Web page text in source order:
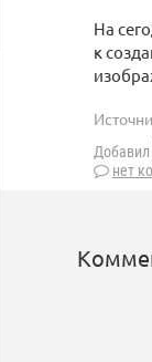
На
к
Добавил
нет